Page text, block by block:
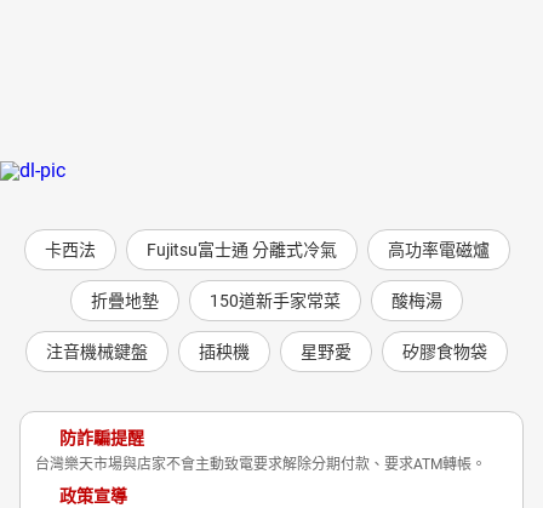
卡西法 Fujitsu富士通 分離式冷氣 高功率電磁爐
折疊地墊 150道新手家常菜 酸梅湯
注音機械鍵盤 插秧機 星野愛 矽膠食物袋
防詐騙提醒
台灣樂天市場與店家不會主動致電要求解除分期付款、要求ATM轉帳。
政策宣導